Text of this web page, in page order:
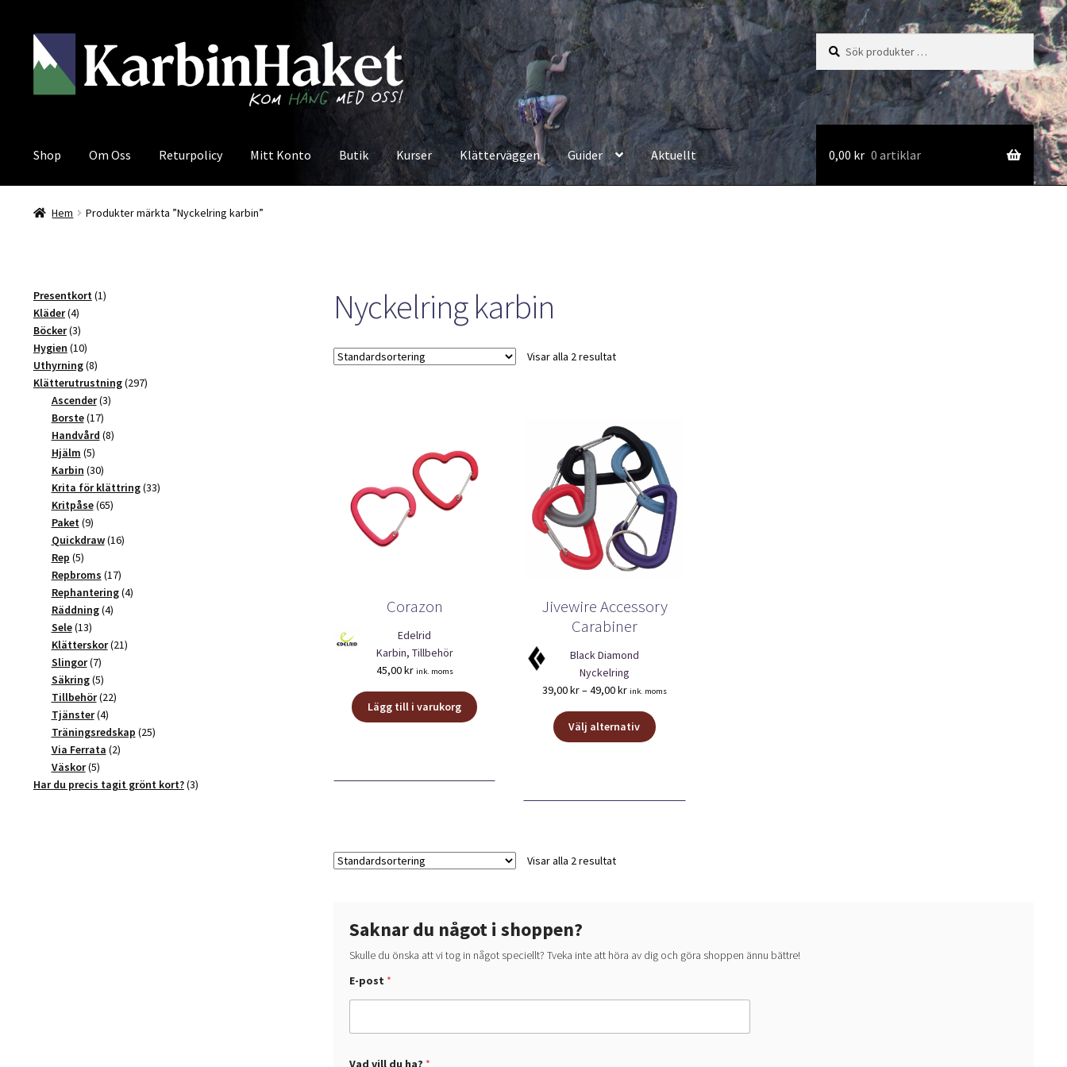
Hoppa
till
navigering
Hoppa
till
innehåll
Sök
efter:
Sök
Shop Om Oss Returpolicy Mitt Konto Butik Kurser Klätterväggen Guider Aktuellt 0,00 kr 0 artiklar
Hem Produkter märkta ”Nyckelring karbin”
Nyckelring karbin
Visar alla 2 resultat
Corazon
Edelrid
Karbin, Tillbehör
45,00kr ink. moms
Lägg till i varukorg
Jivewire Accessory
Carabiner
Black Diamond
Nyckelring
39,00kr–49,00krPrisintervall:
till
49,00 kr
ink. moms
Välj alternativ
Visar alla 2 resultat
Saknar du något i shoppen?
Skulle du önska att vi tog in något speciellt? Tveka inte att höra av dig och göra shoppen ännu bättre!
i
u
u
E-post *
Vad vill du ha? *
Presentkort 11
Kläder 44
produkter
Böcker 33
produkter
Hygien 1010
produkter
Uthyrning 88
produkter
Klätterutrustning 297297
Ascender 33
Borste 1717
produkter
Handvård 88
Hjälm 55
produkter
Karbin 3030
produkter
Krita för klättring 3333
Kritpåse 6565
Paket 99
produkter
Quickdraw 1616
Rep 55
produkter
Repbroms 1717
produkter
Rephantering 44
Räddning 44
Sele 1313
produkter
Klätterskor 2121
Slingor 77
produkter
Säkring 55
produkter
Tillbehör 2222
Tjänster 44
produkter
Träningsredskap 2525
Via Ferrata 22
Väskor 55
produkter
Har du precis tagit grönt kort? 33